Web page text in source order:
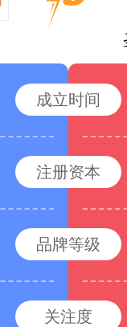
成立时间
注册资本
品牌等级
关注度